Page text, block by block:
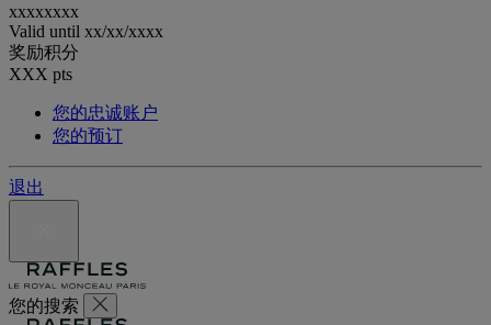
xxxxxxxx
Valid until xx/xx/xxxx
奖励积分
XXX pts
您的忠诚账户
您的预订
退出
您的搜索